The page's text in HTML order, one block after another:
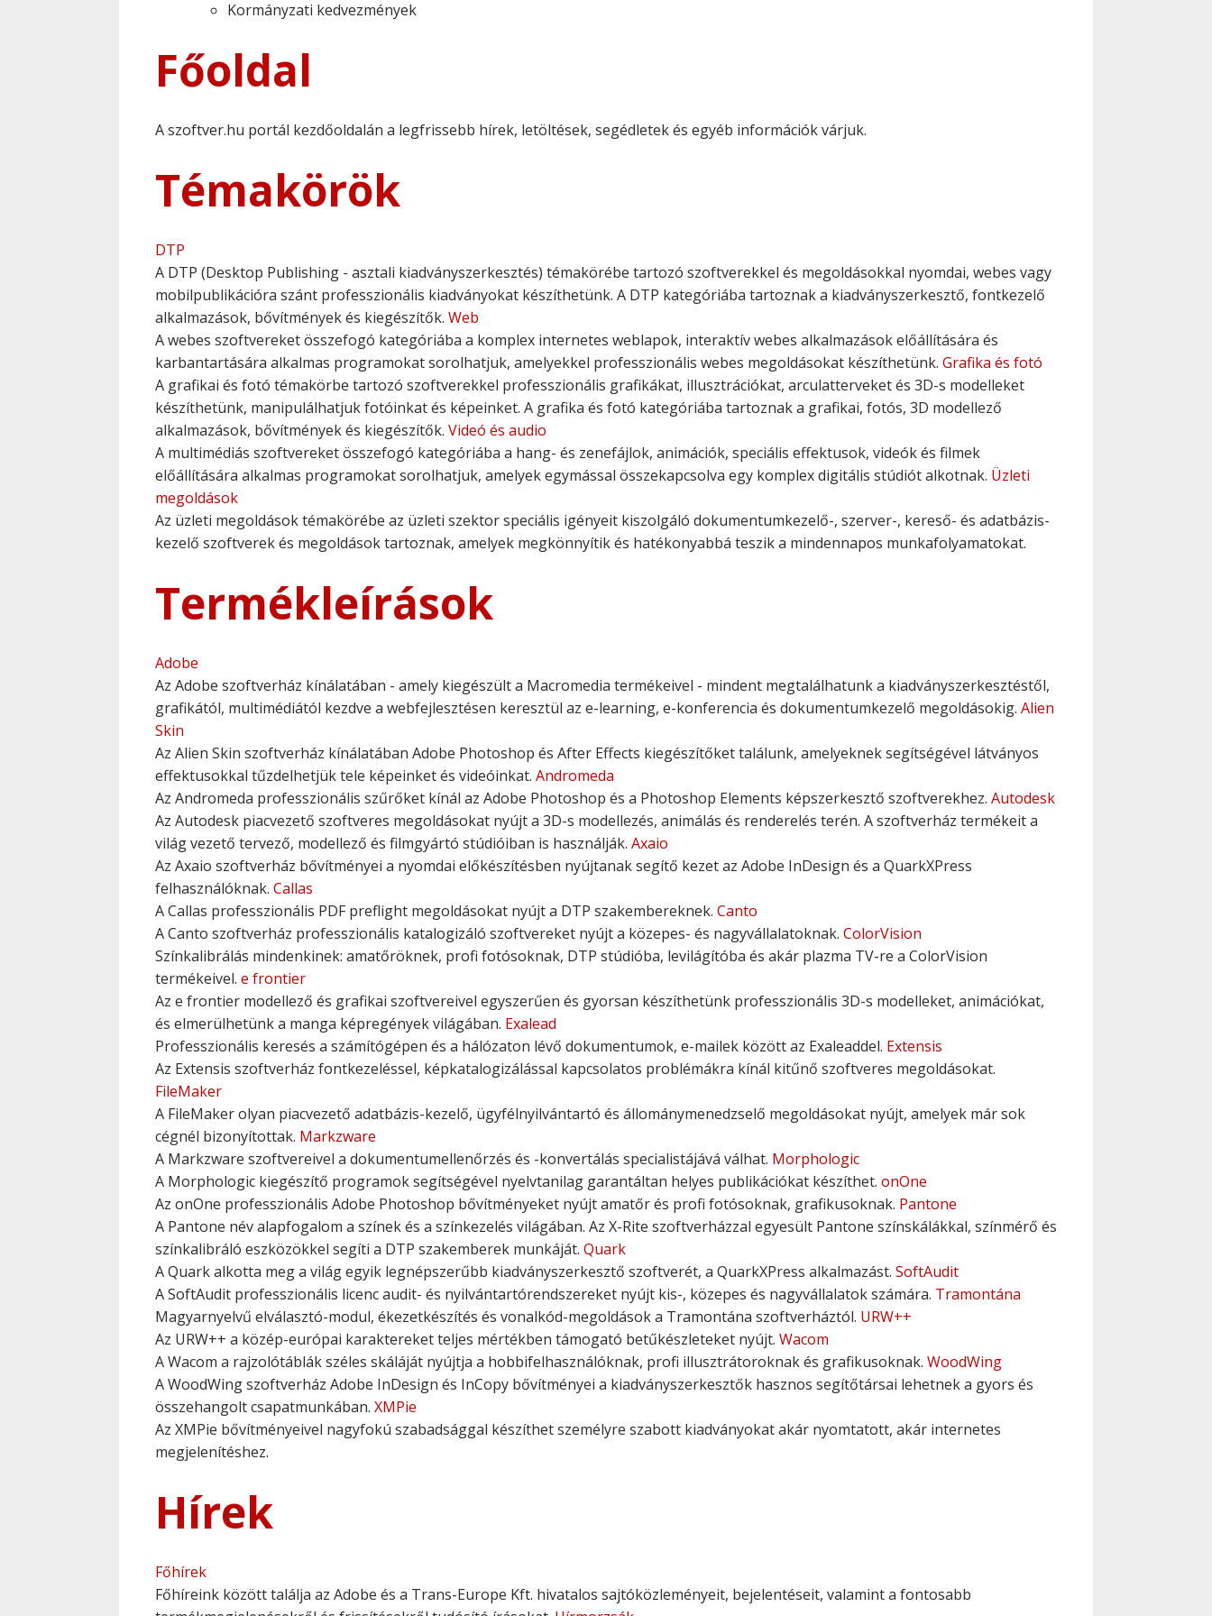
Kormányzati kedvezmények
Főoldal
A szoftver.hu portál kezdőoldalán a legfrissebb hírek, letöltések, segédletek és egyéb információk várjuk.
Témakörök
DTP
A DTP (Desktop Publishing - asztali kiadványszerkesztés) témakörébe tartozó szoftverekkel és megoldásokkal nyomdai, webes vagy
mobilpublikációra szánt professzionális kiadványokat készíthetünk. A DTP kategóriába tartoznak a kiadványszerkesztő, fontkezelő
alkalmazások, bővítmények és kiegészítők. Web
A webes szoftvereket összefogó kategóriába a komplex internetes weblapok, interaktív webes alkalmazások előállítására és
karbantartására alkalmas programokat sorolhatjuk, amelyekkel professzionális webes megoldásokat készíthetünk. Grafika és fotó
A grafikai és fotó témakörbe tartozó szoftverekkel professzionális grafikákat, illusztrációkat, arculatterveket és 3D-s modelleket
készíthetünk, manipulálhatjuk fotóinkat és képeinket. A grafika és fotó kategóriába tartoznak a grafikai, fotós, 3D modellező
alkalmazások, bővítmények és kiegészítők. Videó és audio
A multimédiás szoftvereket összefogó kategóriába a hang- és zenefájlok, animációk, speciális effektusok, videók és filmek
előállítására alkalmas programokat sorolhatjuk, amelyek egymással összekapcsolva egy komplex digitális stúdiót alkotnak. Üzleti
megoldások
Az üzleti megoldások témakörébe az üzleti szektor speciális igényeit kiszolgáló dokumentumkezelő-, szerver-, kereső- és adatbázis-
kezelő szoftverek és megoldások tartoznak, amelyek megkönnyítik és hatékonyabbá teszik a mindennapos munkafolyamatokat.
Termékleírások
Adobe
Az Adobe szoftverház kínálatában - amely kiegészült a Macromedia termékeivel - mindent megtalálhatunk a kiadványszerkesztéstől,
grafikától, multimédiától kezdve a webfejlesztésen keresztül az e-learning, e-konferencia és dokumentumkezelő megoldásokig. Alien
Skin
Az Alien Skin szoftverház kínálatában Adobe Photoshop és After Effects kiegészítőket találunk, amelyeknek segítségével látványos
effektusokkal tűzdelhetjük tele képeinket és videóinkat. Andromeda
Az Andromeda professzionális szűrőket kínál az Adobe Photoshop és a Photoshop Elements képszerkesztő szoftverekhez. Autodesk
Az Autodesk piacvezető szoftveres megoldásokat nyújt a 3D-s modellezés, animálás és renderelés terén. A szoftverház termékeit a
világ vezető tervező, modellező és filmgyártó stúdióiban is használják. Axaio
Az Axaio szoftverház bővítményei a nyomdai előkészítésben nyújtanak segítő kezet az Adobe InDesign és a QuarkXPress
felhasználóknak. Callas
A Callas professzionális PDF preflight megoldásokat nyújt a DTP szakembereknek. Canto
A Canto szoftverház professzionális katalogizáló szoftvereket nyújt a közepes- és nagyvállalatoknak. ColorVision
Színkalibrálás mindenkinek: amatőröknek, profi fotósoknak, DTP stúdióba, levilágítóba és akár plazma TV-re a ColorVision
termékeivel. e frontier
Az e frontier modellező és grafikai szoftvereivel egyszerűen és gyorsan készíthetünk professzionális 3D-s modelleket, animációkat,
és elmerülhetünk a manga képregények világában. Exalead
Professzionális keresés a számítógépen és a hálózaton lévő dokumentumok, e-mailek között az Exaleaddel. Extensis
Az Extensis szoftverház fontkezeléssel, képkatalogizálással kapcsolatos problémákra kínál kitűnő szoftveres megoldásokat.
FileMaker
A FileMaker olyan piacvezető adatbázis-kezelő, ügyfélnyilvántartó és állománymenedzselő megoldásokat nyújt, amelyek már sok
cégnél bizonyítottak. Markzware
A Markzware szoftvereivel a dokumentumellenőrzés és -konvertálás specialistájává válhat. Morphologic
A Morphologic kiegészítő programok segítségével nyelvtanilag garantáltan helyes publikációkat készíthet. onOne
Az onOne professzionális Adobe Photoshop bővítményeket nyújt amatőr és profi fotósoknak, grafikusoknak. Pantone
A Pantone név alapfogalom a színek és a színkezelés világában. Az X-Rite szoftverházzal egyesült Pantone színskálákkal, színmérő és
színkalibráló eszközökkel segíti a DTP szakemberek munkáját. Quark
A Quark alkotta meg a világ egyik legnépszerűbb kiadványszerkesztő szoftverét, a QuarkXPress alkalmazást. SoftAudit
A SoftAudit professzionális licenc audit- és nyilvántartórendszereket nyújt kis-, közepes és nagyvállalatok számára. Tramontána
Magyarnyelvű elválasztó-modul, ékezetkészítés és vonalkód-megoldások a Tramontána szoftverháztól. URW++
Az URW++ a közép-európai karaktereket teljes mértékben támogató betűkészleteket nyújt. Wacom
A Wacom a rajzolótáblák széles skáláját nyújtja a hobbifelhasználóknak, profi illusztrátoroknak és grafikusoknak. WoodWing
A WoodWing szoftverház Adobe InDesign és InCopy bővítményei a kiadványszerkesztők hasznos segítőtársai lehetnek a gyors és
összehangolt csapatmunkában. XMPie
Az XMPie bővítményeivel nagyfokú szabadsággal készíthet személyre szabott kiadványokat akár nyomtatott, akár internetes
megjelenítéshez.
Hírek
Főhírek
Főhíreink között találja az Adobe és a Trans-Europe Kft. hivatalos sajtóközleményeit, bejelentéseit, valamint a fontosabb